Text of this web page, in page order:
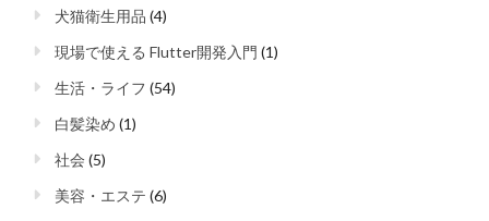
犬猫衛生用品 (4)
現場で使える Flutter開発入門 (1)
生活・ライフ (54)
白髪染め (1)
社会 (5)
美容・エステ (6)